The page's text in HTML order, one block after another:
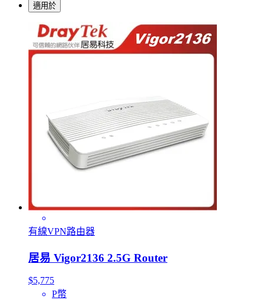
適用於
有線VPN路由器
居易 Vigor2136 2.5G Router
$5,775
P幣